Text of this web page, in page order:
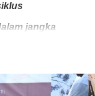
jangka
tiga